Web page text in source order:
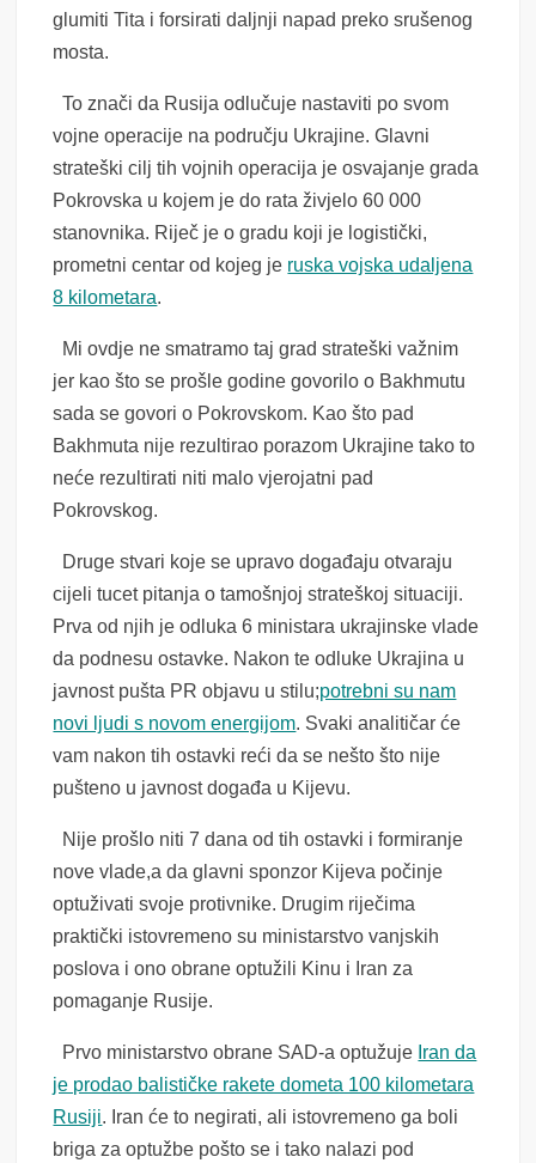
glumiti Tita i forsirati daljnji napad preko srušenog
mosta.
To znači da Rusija odlučuje nastaviti po svom
vojne operacije na području Ukrajine. Glavni
strateški cilj tih vojnih operacija je osvajanje grada
Pokrovska u kojem je do rata živjelo 60 000
stanovnika. Riječ je o gradu koji je logistički,
prometni centar od kojeg je ruska vojska udaljena
8 kilometara.
Mi ovdje ne smatramo taj grad strateški važnim
jer kao što se prošle godine govorilo o Bakhmutu
sada se govori o Pokrovskom. Kao što pad
Bakhmuta nije rezultirao porazom Ukrajine tako to
neće rezultirati niti malo vjerojatni pad
Pokrovskog.
Druge stvari koje se upravo događaju otvaraju
cijeli tucet pitanja o tamošnjoj strateškoj situaciji.
Prva od njih je odluka 6 ministara ukrajinske vlade
da podnesu ostavke. Nakon te odluke Ukrajina u
javnost pušta PR objavu u stilu;potrebni su nam
novi ljudi s novom energijom. Svaki analitičar će
vam nakon tih ostavki reći da se nešto što nije
pušteno u javnost događa u Kijevu.
Nije prošlo niti 7 dana od tih ostavki i formiranje
nove vlade,a da glavni sponzor Kijeva počinje
optuživati svoje protivnike. Drugim riječima
praktički istovremeno su ministarstvo vanjskih
poslova i ono obrane optužili Kinu i Iran za
pomaganje Rusije.
Prvo ministarstvo obrane SAD-a optužuje Iran da
je prodao balističke rakete dometa 100 kilometara
Rusiji. Iran će to negirati, ali istovremeno ga boli
briga za optužbe pošto se i tako nalazi pod